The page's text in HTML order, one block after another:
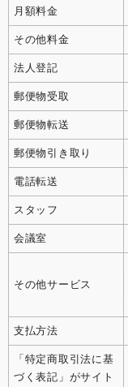
月額料金
その他料金
法人登記
郵便物受取
郵便物転送
郵便物引き取り
電話転送
スタッフ
会議室
その他サービス
支払方法
「特定商取引法に基
づく表記」がサイト